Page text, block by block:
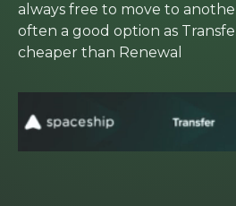
always free to move to
often a good option as
cheaper than Renewal